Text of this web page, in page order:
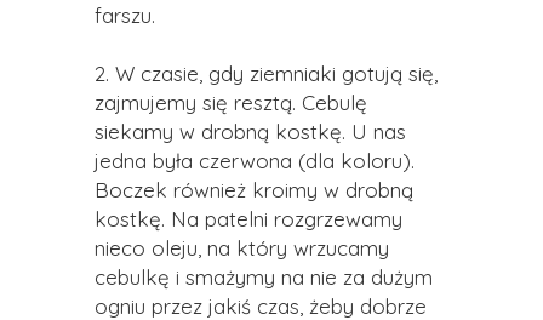
farszu.
2. W czasie, gdy ziemniaki gotują się,
zajmujemy się resztą. Cebulę
siekamy w drobną kostkę. U nas
jedna była czerwona (dla koloru).
Boczek również kroimy w drobną
kostkę. Na patelni rozgrzewamy
nieco oleju, na który wrzucamy
cebulkę i smażymy na nie za dużym
ogniu przez jakiś czas, żeby dobrze